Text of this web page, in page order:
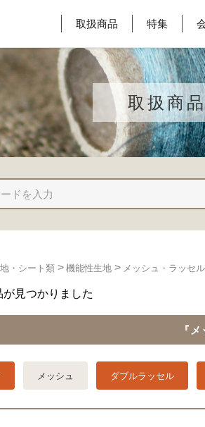
取扱商品 特集
取扱商
・シート類 > 機能性生地 > メッシュ・ラッセ
が見つかりました
『
メッシュ ダブルラッセル